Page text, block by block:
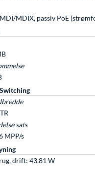
MDIX, passiv PoE
sats
MPP/s
drift: 43.81 W